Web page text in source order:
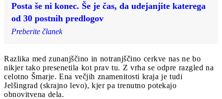
Posta še ni konec. Še je čas, da udejanjite katerega
od 30 postnih predlogov
Preberite članek
Razlika med zunanjščino in notranjščino cerkve nas ne bo
nikjer tako presenetila kot prav tu. Z vrha se odpre razgled na
celotno Šmarje. Ena večjih znamenitosti kraja je tudi
Jelšingrad (skrajno levo), kjer pa trenutno potekajo
obnovitvena dela.